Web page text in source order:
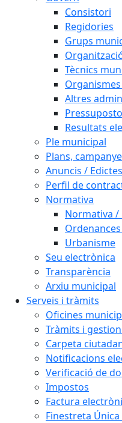
Consistori
Regidories
Grups
Tècnics
Altres
Resultats
Ple municipal
Plans,
Anuncis / Edictes
Perfil de
Normativa
Normativa /
Urbanisme
Seu electrònica
Transparència
Arxiu municipal
Serveis i tràmits
Oficines
Tràmits i
Carpeta
Notificacions
Verificació de
Impostos
Factura
Finestreta Única